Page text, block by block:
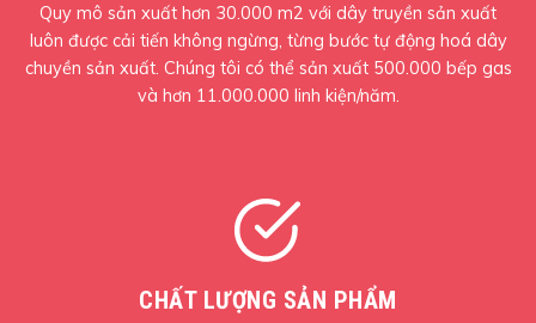
Quy mô sản xuất hơn 30.000 m2 với dây truyền sản xuất
luôn được cải tiến không ngừng, từng bước tự động hoá dây
chuyền sản xuất. Chúng tôi có thể sản xuất 500.000 bếp gas
và hơn 11.000.000 linh kiện/năm.
CHẤT LƯỢNG SẢN PHẨM